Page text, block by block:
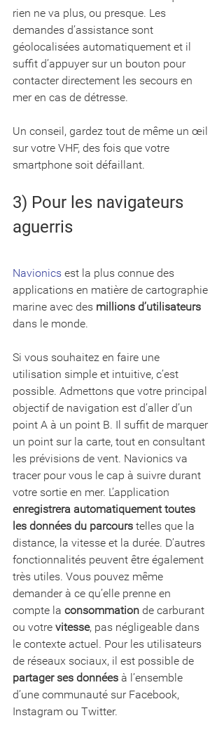
rien ne va plus, ou presque. Les
demandes d’assistance sont
géolocalisées automatiquement et il
suffit d’appuyer sur un bouton pour
contacter directement les secours en
mer en cas de détresse.
Un conseil, gardez tout de même un œil
sur votre VHF, des fois que votre
smartphone soit défaillant.
3) Pour les navigateurs
aguerris
Navionics est la plus connue des
applications en matière de cartographie
marine avec des millions d’utilisateurs
dans le monde.
Si vous souhaitez en faire une
utilisation simple et intuitive, c’est
possible. Admettons que votre principal
objectif de navigation est d’aller d’un
point A à un point B. Il suffit de marquer
un point sur la carte, tout en consultant
les prévisions de vent. Navionics va
tracer pour vous le cap à suivre durant
votre sortie en mer. L’application
enregistrera automatiquement toutes
les données du parcours telles que la
distance, la vitesse et la durée. D’autres
fonctionnalités peuvent être également
très utiles. Vous pouvez même
demander à ce qu’elle prenne en
compte la consommation de carburant
ou votre vitesse, pas négligeable dans
le contexte actuel. Pour les utilisateurs
de réseaux sociaux, il est possible de
partager ses données à l’ensemble
d’une communauté sur Facebook,
Instagram ou Twitter.